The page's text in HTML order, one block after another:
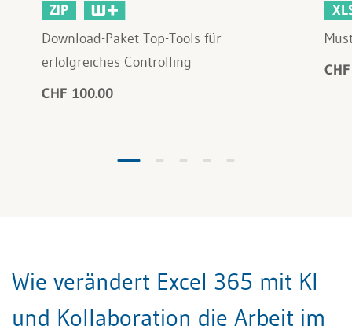
ZIP
Download-Paket Top-Tools für
erfolgreiches Controlling
CHF 100.00
Wie verändert Excel 365 mit KI
und Kollaboration die Arbeit im